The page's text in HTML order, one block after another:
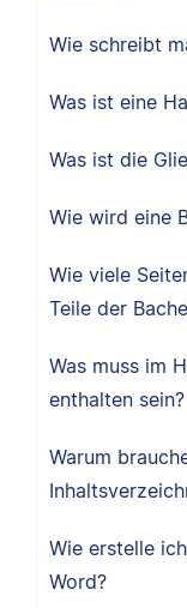
Wie schreibt
Was ist eine
Was ist die
Wie wird eine
Wie viele
Teile der
Was muss im
enthalten sein?
Warum
Wie erstelle
Word?